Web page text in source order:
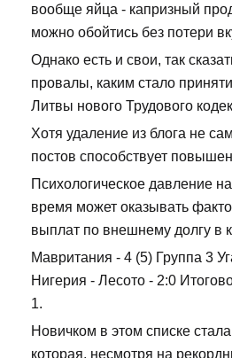
вообще яйца - капризный
можно обойтись без потери
Однако есть и свои, так
провалы, каким стало
Литвы нового Трудового
Хотя удаление из блога не
постов способствует
Психологическое давление
время может оказывать
выплат по внешнему долгу в
Мавритания - 4 (5) Группа 3
Нигерия - Лесото - 2:0
1.
Новичком в этом списке
которая, несмотря на